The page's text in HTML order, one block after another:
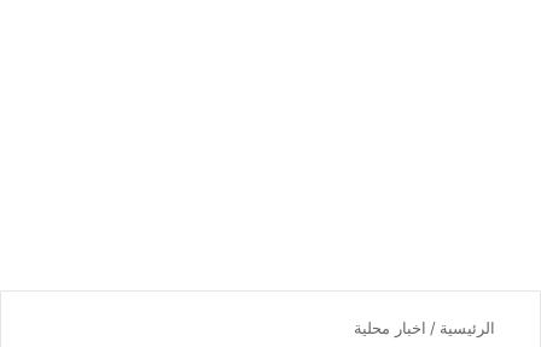
الرئيسية / اخبار محلية